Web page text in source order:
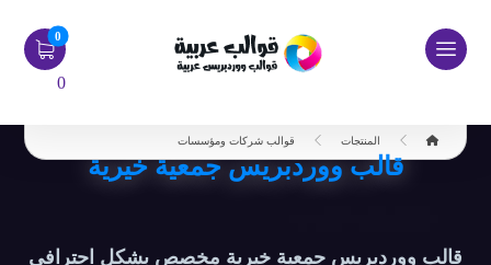
0
المنتجات قوالب شركات ومؤسسات
قالب ووردبريس جمعية خيرية
قالب ووردبريس جمعية خيرية مخصص بشكل احترافي